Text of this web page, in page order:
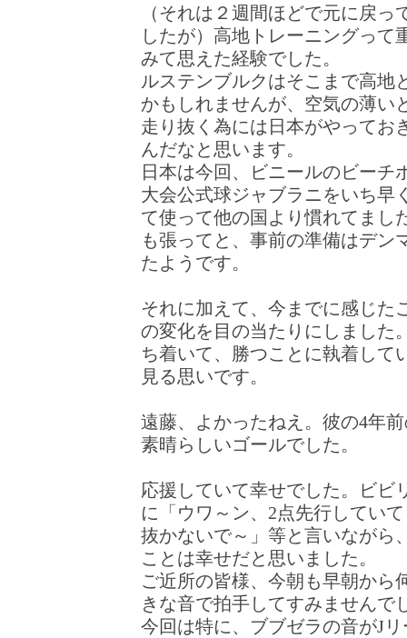
（それは２週間ほどで元に戻っ
したが）高地トレーニングって
みて思えた経験でした。
ルステンブルクはそこまで高地
かもしれませんが、空気の薄い
走り抜く為には日本がやってお
んだなと思います。
日本は今回、ビニールのビーチ
大会公式球ジャブラニをいち早
て使って他の国より慣れてまし
も張ってと、事前の準備はデン
たようです。
それに加えて、今までに感じた
の変化を目の当たりにしました
ち着いて、勝つことに執着して
見る思いです。
遠藤、よかったねえ。彼の4年
素晴らしいゴールでした。
応援していて幸せでした。ビビ
に「ウワ～ン、2点先行してい
抜かないで～」等と言いながら
ことは幸せだと思いました。
ご近所の皆様、今朝も早朝から
きな音で拍手してすみませんで
今回は特に、ブブゼラの音がJ